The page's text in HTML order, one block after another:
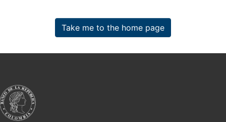
Take me to the home page